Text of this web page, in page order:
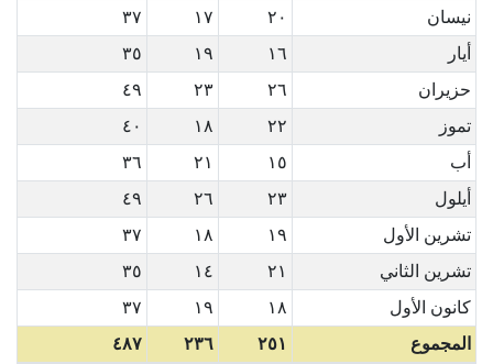
نيسان
٢٠ ١٧
٣٧
أيار
١٦ ١٩
٣٥
حزيران
٢٦ ٢٣
٤٩
تموز
٢٢ ١٨
٤٠
أب
١٥ ٢١
٣٦
أيلول
٢٣ ٢٦
٤٩
تشرين الأول
١٩ ١٨
٣٧
تشرين الثاني
٢١ ١٤
٣٥
كانون الأول
١٨ ١٩
٣٧
المجموع
٢٥١ ٢٣٦ ٤٨٧